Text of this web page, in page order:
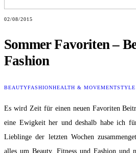
02/08/2015
Sommer Favoriten –
Fashion
BEAUTYFASHIONHEALTH & MOVEMENTSTYLE
Es wird Zeit für einen neuen Favoriten
eine Ewigkeit her und deshalb habe ich
Lieblinge der letzten Wochen
alles um Beauty, Fitness und Fashion und